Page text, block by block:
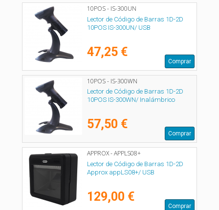
10POS - IS-300UN
Lector de Código de Barras 1D-2D
10POS IS-300UN/ USB
47,25 €
Comprar
10POS - IS-300WN
Lector de Código de Barras 1D-2D
10POS IS-300WN/ Inalámbrico
57,50 €
Comprar
APPROX - APPLS08+
Lector de Código de Barras 1D-2D
Approx appLS08+/ USB
129,00 €
Comprar